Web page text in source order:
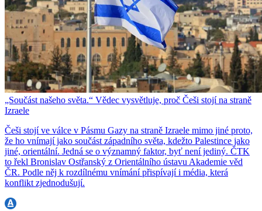
„Součást našeho světa.“ Vědec vysvětluje, proč Češi stojí na straně
Izraele
Češi stojí ve válce v Pásmu Gazy na straně Izraele mimo jiné proto,
že ho vnímají jako součást západního světa, kdežto Palestince jako
jiné, orientální. Jedná se o významný faktor, byť není jediný. ČTK
to řekl Bronislav Ostřanský z Orientálního ústavu Akademie věd
ČR. Podle něj k rozdílnému vnímání přispívají i média, která
konflikt zjednodušují.